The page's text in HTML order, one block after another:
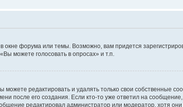
форума или темы. Возможно, вам придется
можете голосовать в опросах» и т.п.
редактировать и удалять только свои собственные
после его создания. Если кто-то уже ответил на
редактировал администратор или модератор, хотя